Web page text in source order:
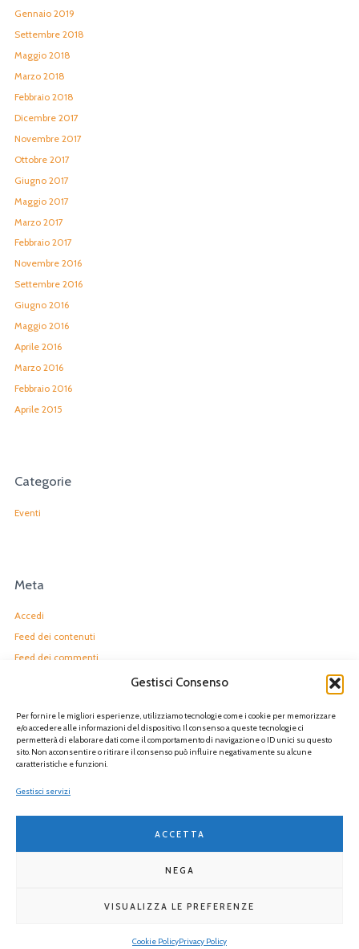
Gestisci Consenso
Per fornire le migliori esperienze, utilizziamo tecnologie come i cookie per memorizzare
e/o accedere alle informazioni del dispositivo. Il consenso a queste tecnologie ci
permetterà di elaborare dati come il comportamento di navigazione o ID unici su questo
sito. Non acconsentire o ritirare il consenso può influire negativamente su alcune
caratteristiche e funzioni.
Gestisci servizi
ACCETTA
NEGA
VISUALIZZA LE PREFERENZE
Cookie PolicyPrivacy Policy
Gennaio 2019
Settembre 2018
Maggio 2018
Marzo 2018
Febbraio 2018
Dicembre 2017
Novembre 2017
Ottobre 2017
Giugno 2017
Maggio 2017
Marzo 2017
Febbraio 2017
Novembre 2016
Settembre 2016
Giugno 2016
Maggio 2016
Aprile 2016
Marzo 2016
Febbraio 2016
Aprile 2015
Categorie
Eventi
Meta
Accedi
Feed dei contenuti
Feed dei commenti
Via Egidio Forcellini, 170 - 35128 Padova |
Copyright © 2026 PadovaLegge